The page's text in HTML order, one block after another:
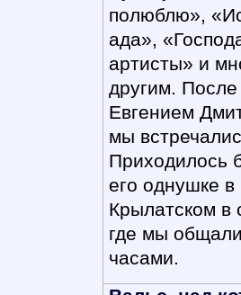
полюблю»,
ада»,
артисты» и
другим. После
Евгением
мы
Приходилось
его однушке в
Крылатском в
где мы
часами.